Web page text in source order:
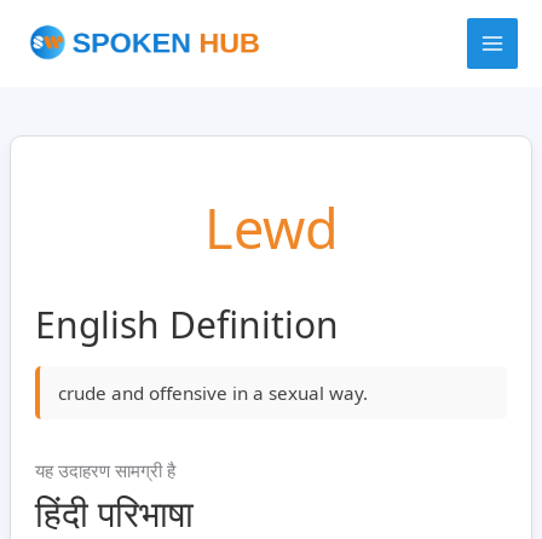
Lewd
English Definition
crude and offensive in a sexual way.
यह उदाहरण सामग्री है
हिंदी परिभाषा